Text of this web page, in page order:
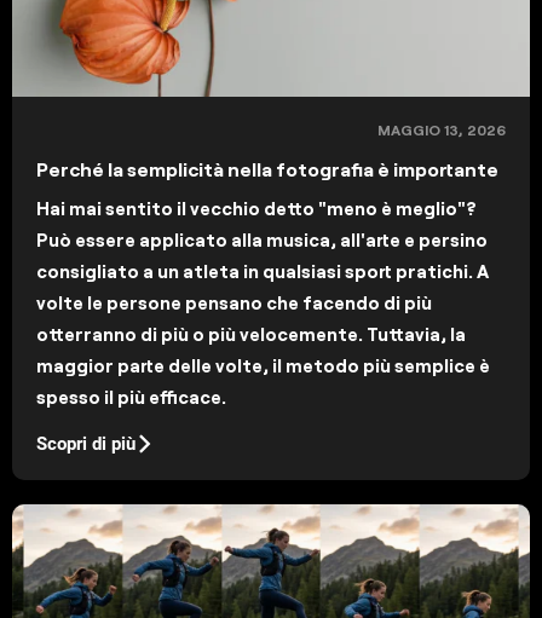
MAGGIO 13, 2026
Perché la semplicità nella fotografia è importante
Hai mai sentito il vecchio detto "meno è meglio"?
Può essere applicato alla musica, all'arte e persino
consigliato a un atleta in qualsiasi sport pratichi. A
volte le persone pensano che facendo di più
otterranno di più o più velocemente. Tuttavia, la
maggior parte delle volte, il metodo più semplice è
spesso il più efficace.
Scopri di più